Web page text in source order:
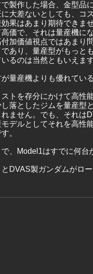
製作した場合、金型品
に大差ないとしても、コ
果はあまり期待できま
価で、それは量産機に
加価値視点ではあまり
であり、量産型がもっと
るのは当然ともいえます
量産機よりも優れてい
トを存分にかけて高性
落としたジムを量産型
れません。でも、それは
デルとしてそれを高性
。
、Model1はすでに何台
DVAS製ガンダムがロ